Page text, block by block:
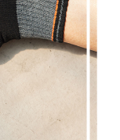
本公司將視審查結果
現惡意使用之情形，
並採取法律行動。